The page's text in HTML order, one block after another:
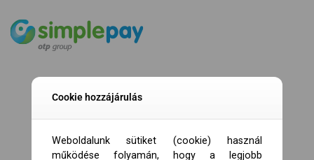
Cookie hozzájárulás
Weboldalunk sütiket (cookie) használ
működése folyamán, hogy a legjobb